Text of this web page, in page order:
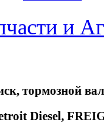
и
тормозной
Diesel,